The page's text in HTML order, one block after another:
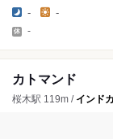
- -
-
カトマンド
桜木駅 119m / インド